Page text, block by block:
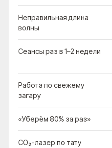
Неправильная длина
волны
Сеансы раз в 1–2 недели
Работа по свежему
загару
«Уберём 80% за раз»
CO₂-лазер по тату